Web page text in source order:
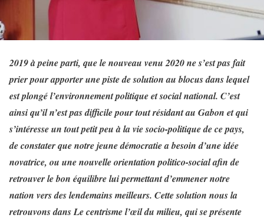
2019 à peine parti, que le nouveau venu 2020 ne s’est pas fait
prier pour apporter une piste de solution au blocus dans lequel
est plongé l’environnement politique et social national. C’est
ainsi qu’il n’est pas difficile pour tout résidant au Gabon et qui
s’intéresse un tout petit peu à la vie socio-politique de ce pays,
de constater que notre jeune démocratie a besoin d’une idée
novatrice, ou une nouvelle orientation politico-social afin de
retrouver le bon équilibre lui permettant d’emmener notre
nation vers des lendemains meilleurs. Cette solution nous la
retrouvons dans Le centrisme l’œil du milieu, qui se présente